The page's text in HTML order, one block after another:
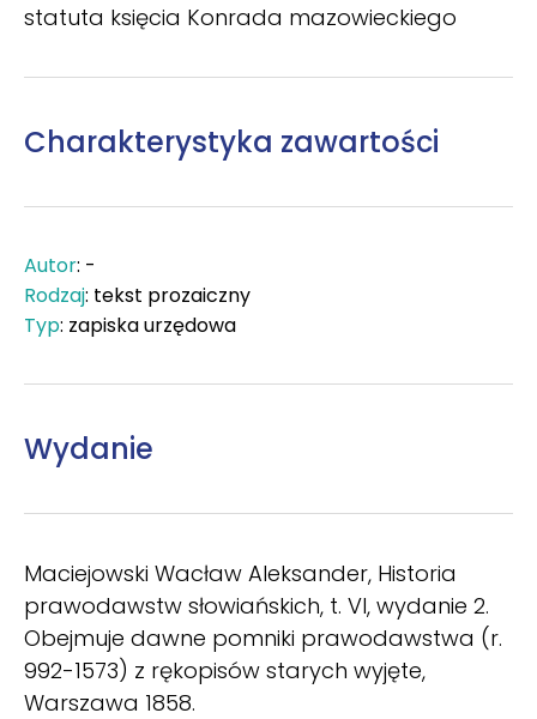
statuta księcia Konrada mazowieckiego
Charakterystyka zawartości
Autor: -
Rodzaj: tekst prozaiczny
Typ: zapiska urzędowa
Wydanie
Maciejowski Wacław Aleksander, Historia
prawodawstw słowiańskich, t. VI, wydanie 2.
Obejmuje dawne pomniki prawodawstwa (r.
992-1573) z rękopisów starych wyjęte,
Warszawa 1858.